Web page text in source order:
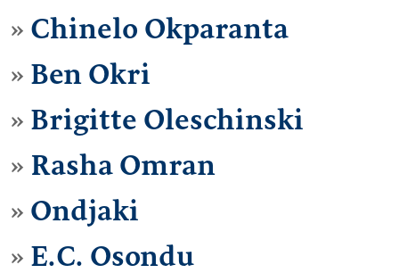
Chinelo Okparanta
Ben Okri
Brigitte Oleschinski
Rasha Omran
Ondjaki
E.C. Osondu